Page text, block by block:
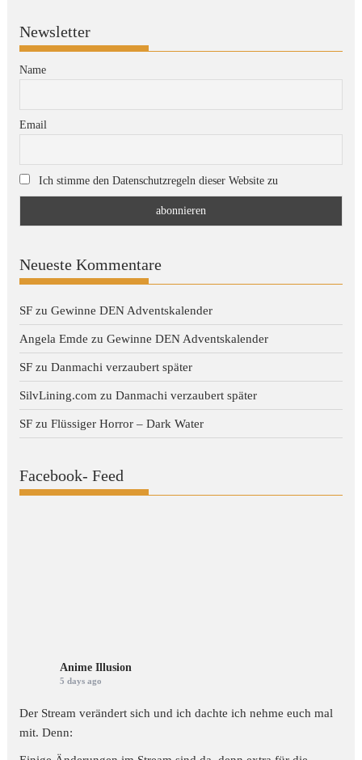
Newsletter
Name
Email
Ich stimme den Datenschutzregeln dieser Website zu
Neueste Kommentare
SF zuGewinne DEN Adventskalender
Angela Emde zuGewinne DEN Adventskalender
SF zuDanmachi verzaubert später
SilvLining.com zuDanmachi verzaubert später
SF zuFlüssiger Horror – Dark Water
Facebook- Feed
Anime Illusion
5 days ago
Der Stream verändert sich und ich dachte ich nehme euch mal
mit. Denn: